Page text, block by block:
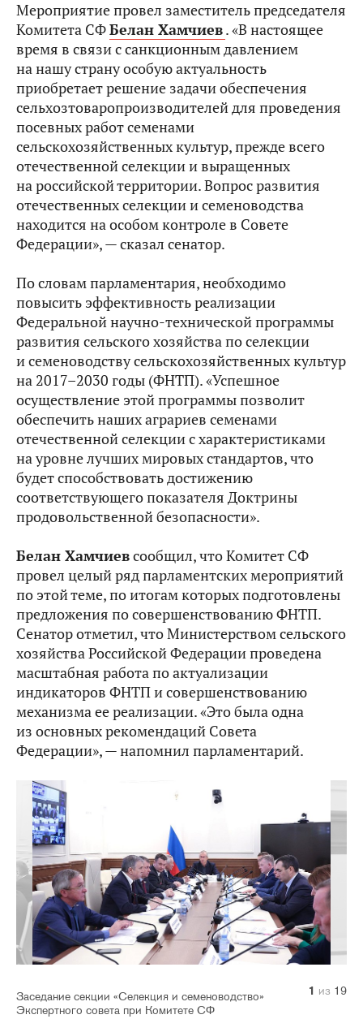
Мероприятие провел заместитель председателя
Комитета СФБелан Хамчиев. «В настоящее
время в связи с санкционным давлением
на нашу страну особую актуальность
приобретает решение задачи обеспечения
сельхозтоваропроизводителей для проведения
посевных работ семенами
сельскохозяйственных культур, прежде всего
отечественной селекции и выращенных
на российской территории. Вопрос развития
отечественных селекции и семеноводства
находится на особом контроле в Совете
Федерации», — сказал сенатор.
По словам парламентария, необходимо
повысить эффективность реализации
Федеральной научно-технической программы
развития сельского хозяйства по селекции
и семеноводству сельскохозяйственных культур
на 2017–2030 годы (ФНТП). «Успешное
осуществление этой программы позволит
обеспечить наших аграриев семенами
отечественной селекции с характеристиками
на уровне лучших мировых стандартов, что
будет способствовать достижению
соответствующего показателя Доктрины
продовольственной безопасности».
Белан Хамчиевсообщил, что Комитет СФ
провел целый ряд парламентских мероприятий
по этой теме, по итогам которых подготовлены
предложения по совершенствованию ФНТП.
Сенатор отметил, что Министерством сельского
хозяйства Российской Федерации проведена
масштабная работа по актуализации
индикаторов ФНТП и совершенствованию
механизма ее реализации. «Это была одна
из основных рекомендаций Совета
Федерации», — напомнил парламентарий.
Заседание секции «Селекция и семеноводство»
Экспертного совета при Комитете СФ
1 из 19
2 из 19
3 из 19
4 из 19
5 из 19
6 из 19
7 из 19
8 из 19
9 из 19
10 из 19
11 из 19
12 из 19
13 из 19
14 из 19
15 из 19
16 из 19
17 из 19
18 из 19
19 из 19